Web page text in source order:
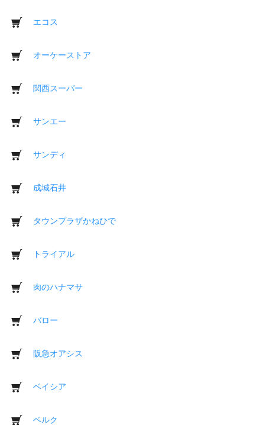
エコス
オーケーストア
関西スーパー
サンエー
サンディ
成城石井
タウンプラザかねひで
トライアル
肉のハナマサ
バロー
阪急オアシス
ベイシア
ベルク